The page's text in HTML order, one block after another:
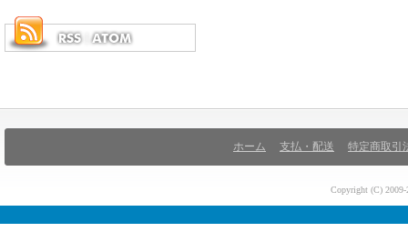
ホーム 支払・配送 特定商取引
Copyright (C)